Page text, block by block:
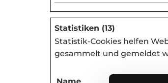
Statistiken (13)
Statistik-Cookies helfen
gesammelt und gemeldet